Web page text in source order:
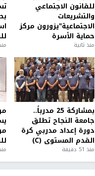
للقانون الاجتماعي
والتشريعات
الاجتماعية"يزورون مركز
حماية الأسرة
منذ ثانية منذ 48
بمشاركة 25 مدرباً..
جامعة النجاح تطلق
دورة إعداد مدربي كرة
القدم المستوى (C)
منذ 51 دقيقة منذ 9